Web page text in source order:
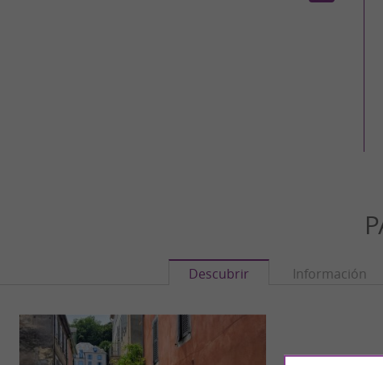
Descubrir Información